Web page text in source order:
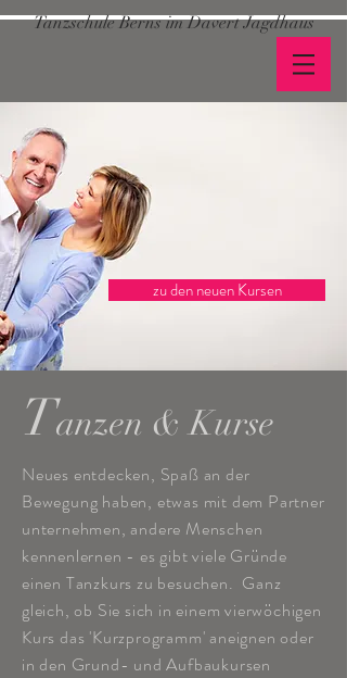
Tanzschule Berns im Davert Jagdhaus
zu den neuen Kursen
Tanzen & Kurse
Neues entdecken, Spaß an der
Bewegung haben, etwas mit dem Partner
unternehmen, andere Menschen
kennenlernen - es gibt viele Gründe
einen Tanzkurs zu besuchen. Ganz
gleich, ob Sie sich in einem vierwöchigen
Kurs das 'Kurzprogramm' aneignen oder
in den Grund- und Aufbaukursen